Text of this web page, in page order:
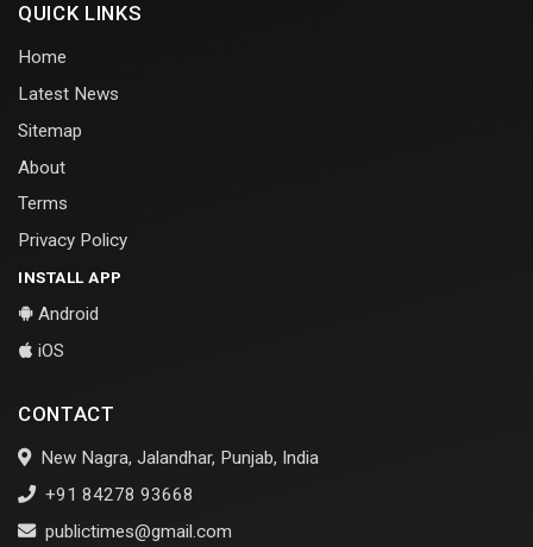
QUICK LINKS
Home
Latest News
Sitemap
About
Terms
Privacy Policy
INSTALL APP
Android
iOS
CONTACT
New Nagra, Jalandhar, Punjab, India
+91 84278 93668
publictimes@gmail.com